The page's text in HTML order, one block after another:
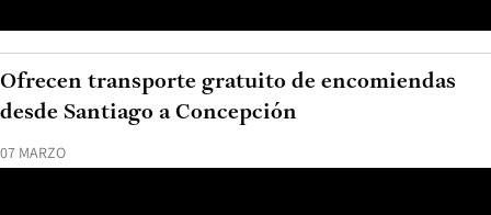
07 MARZO
Ofrecen transporte gratuito de encomiendas
desde Santiago a Concepción